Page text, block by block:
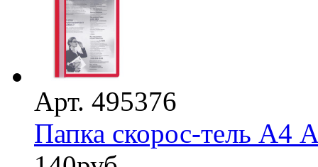
Арт. 495376
Папка скорос-тель А4